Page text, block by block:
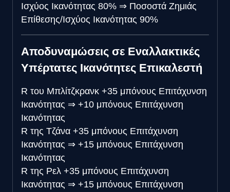
Ισχύος Ικανότητας 80% ⇒ Ποσοστά Ζημιάς
Επίθεσης/Ισχύος Ικανότητας 90%
Αποδυναμώσεις σε Εναλλακτικές
Υπέρτατες Ικανότητες Επικαλεστή
R του Μπλίτζκρανκ +35 μπόνους Επιτάχυνση
Ικανότητας ⇒ +10 μπόνους Επιτάχυνση
Ικανότητας
R της Τζάνα +35 μπόνους Επιτάχυνση
Ικανότητας ⇒ +15 μπόνους Επιτάχυνση
Ικανότητας
R της Ρελ +35 μπόνους Επιτάχυνση
Ικανότητας ⇒ +15 μπόνους Επιτάχυνση